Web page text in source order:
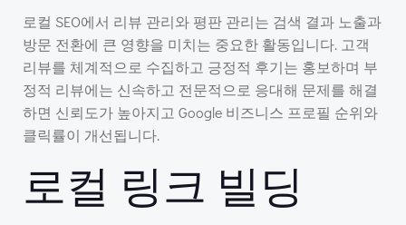
로컬 SEO에서 리뷰 관리와 평판 관리는 검색 결과 노출과
방문 전환에 큰 영향을 미치는 중요한 활동입니다. 고객
리뷰를 체계적으로 수집하고 긍정적 후기는 홍보하며 부
정적 리뷰에는 신속하고 전문적으로 응대해 문제를 해결
하면 신뢰도가 높아지고 Google 비즈니스 프로필 순위와
클릭률이 개선됩니다.
로컬 링크 빌딩